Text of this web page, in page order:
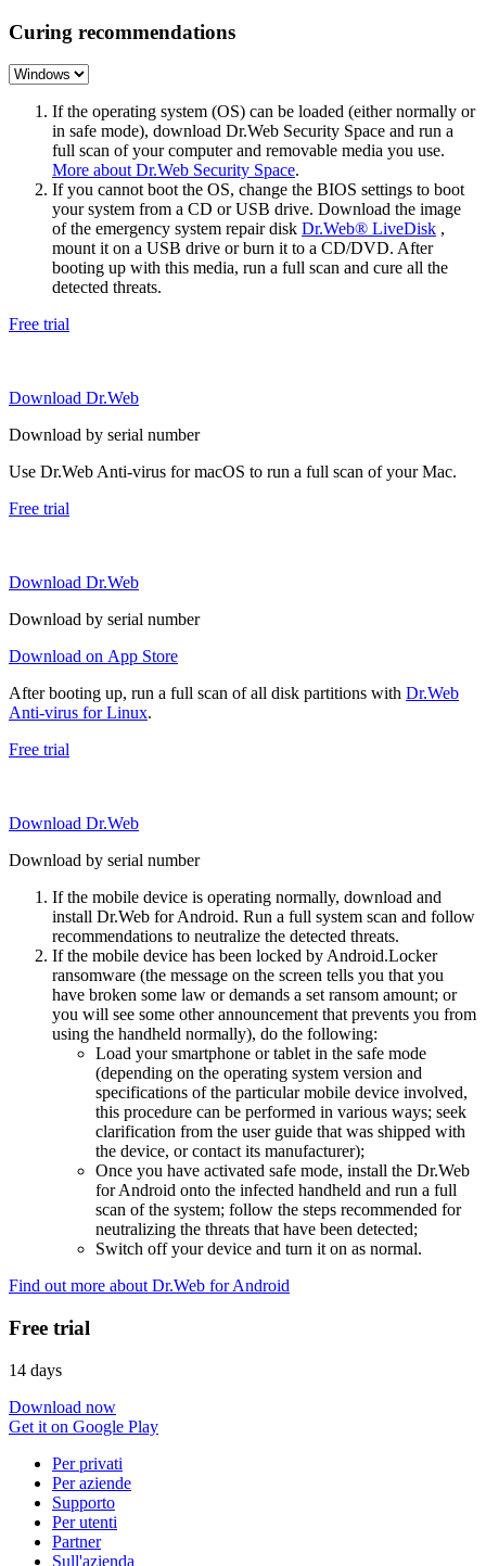
Curing recommendations
If the operating system (OS) can be loaded (either normally or
in safe mode), download Dr.Web Security Space and run a
full scan of your computer and removable media you use.
More about Dr.Web Security Space.
If you cannot boot the OS, change the BIOS settings to boot
your system from a CD or USB drive. Download the image
of the emergency system repair disk Dr.Web® LiveDisk ,
mount it on a USB drive or burn it to a CD/DVD. After
booting up with this media, run a full scan and cure all the
detected threats.
Free trial
Download Dr.Web
Download by serial number
Use Dr.Web Anti-virus for macOS to run a full scan of your Mac.
Free trial
Download Dr.Web
Download by serial number
Download on App Store
After booting up, run a full scan of all disk partitions with Dr.Web
Anti-virus for Linux.
Free trial
Download Dr.Web
Download by serial number
If the mobile device is operating normally, download and
install Dr.Web for Android. Run a full system scan and follow
recommendations to neutralize the detected threats.
If the mobile device has been locked by Android.Locker
ransomware (the message on the screen tells you that you
have broken some law or demands a set ransom amount; or
you will see some other announcement that prevents you from
using the handheld normally), do the following:
Load your smartphone or tablet in the safe mode
(depending on the operating system version and
specifications of the particular mobile device involved,
this procedure can be performed in various ways; seek
clarification from the user guide that was shipped with
the device, or contact its manufacturer);
Once you have activated safe mode, install the Dr.Web
for Android onto the infected handheld and run a full
scan of the system; follow the steps recommended for
neutralizing the threats that have been detected;
Switch off your device and turn it on as normal.
Find out more about Dr.Web for Android
Free trial
14 days
Download now
Get it on Google Play
Per privati
Per aziende
Supporto
Per utenti
Partner
Sull'azienda